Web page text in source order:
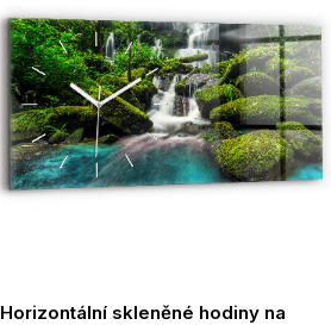
Horizontální skleněné hodiny na